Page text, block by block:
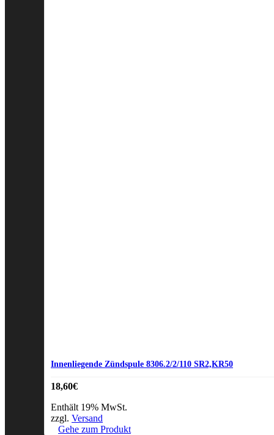
Innenliegende Zündspule 8306.2/2/110 SR2,KR50
18,60€
Enthält 19% MwSt.
zzgl. Versand
Gehe zum Produkt